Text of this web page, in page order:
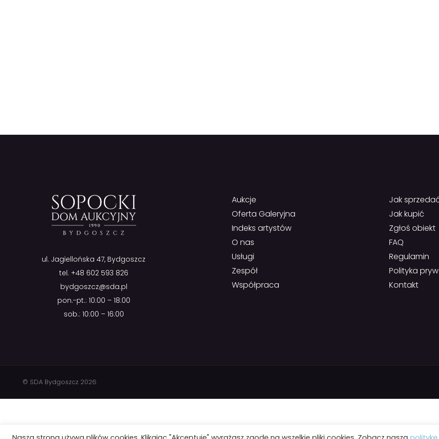
ul. Jagiellońska 47, Bydgoszcz
tel. +48 602 593 826
bydgoszcz@sda.pl
pon.-pt.: 10:00 – 18:00
sob.: 10:00 – 16:00
Aukcje
Oferta Galeryjna
Indeks artystów
O nas
Usługi
Zespół
Współpraca
Jak
Jak kupić
Zgłoś obiekt
FAQ
Regulamin
Polityka
Kontakt
© SDA Bydgoszcz 2026